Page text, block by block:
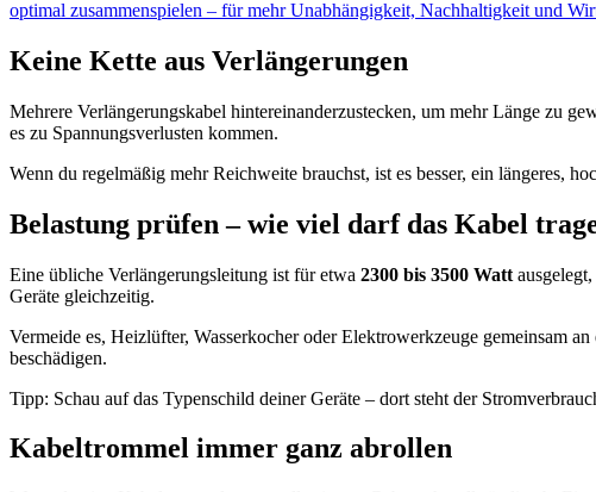
optimal zusammenspielen – für mehr Unabhängigkeit, Nachhaltigkeit und
Keine Kette aus Verlängerungen
Mehrere Verlängerungskabel hintereinanderzustecken, um mehr Länge zu
es zu Spannungsverlusten kommen.
Wenn du regelmäßig mehr Reichweite brauchst, ist es besser, ein längeres,
Belastung prüfen – wie viel darf das Kabel
Eine übliche Verlängerungsleitung ist für etwa 2300 bis 3500 Watt
Geräte gleichzeitig.
Vermeide es, Heizlüfter, Wasserkocher oder Elektrowerkzeuge gemeinsam
beschädigen.
Tipp: Schau auf das Typenschild deiner Geräte – dort steht der
Kabeltrommel immer ganz abrollen